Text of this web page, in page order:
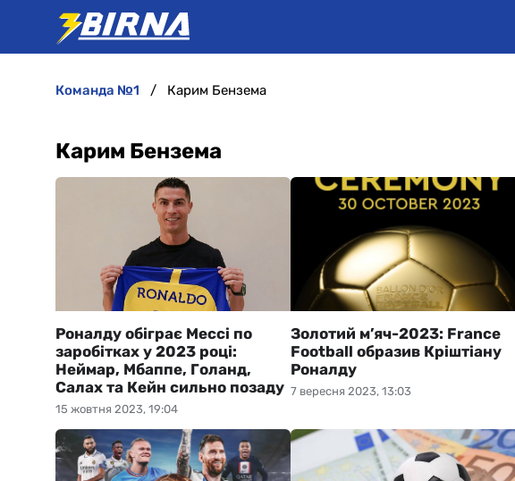
команда №1 Карим Бензема
Карим Бензема
15 жовтня 2023, 19:04
Роналду обіграє Мессі по
заробітках у 2023 році:
Неймар, Мбаппе, Голанд,
Салах та Кейн сильно позаду 7 вересня 2023, 13:03
Золотий м’яч-2023: France
Football образив Кріштіану
Роналду